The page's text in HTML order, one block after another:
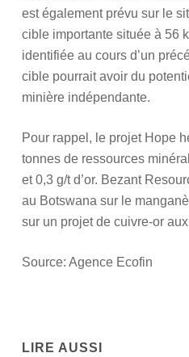
est également prévu sur le
cible importante située à 56
identifiée au cours d’un
cible pourrait avoir du
minière indépendante.
Pour rappel, le projet Hope
tonnes de ressources
et 0,3 g/t d’or. Bezant
au Botswana sur le
sur un projet de cuivre-or
Source: Agence Ecofin
LIRE AUSSI